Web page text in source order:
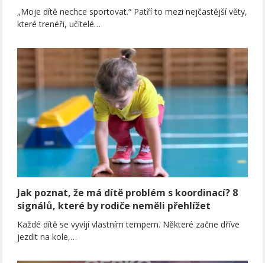
„Moje dítě nechce sportovat.“ Patří to mezi nejčastější věty,
které trenéři, učitelé…
Jak poznat, že má dítě problém s koordinací? 8
signálů, které by rodiče neměli přehlížet
Každé dítě se vyvíjí vlastním tempem. Některé začne dříve
jezdit na kole,…